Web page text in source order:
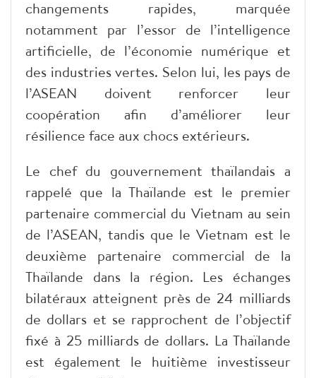
changements rapides, marquée
notamment par l’essor de l’intelligence
artificielle, de l’économie numérique et
des industries vertes. Selon lui, les pays de
l’ASEAN doivent renforcer leur
coopération afin d’améliorer leur
résilience face aux chocs extérieurs.
Le chef du gouvernement thaïlandais a
rappelé que la Thaïlande est le premier
partenaire commercial du Vietnam au sein
de l’ASEAN, tandis que le Vietnam est le
deuxième partenaire commercial de la
Thaïlande dans la région. Les échanges
bilatéraux atteignent près de 24 milliards
de dollars et se rapprochent de l’objectif
fixé à 25 milliards de dollars. La Thaïlande
est également le huitième investisseur